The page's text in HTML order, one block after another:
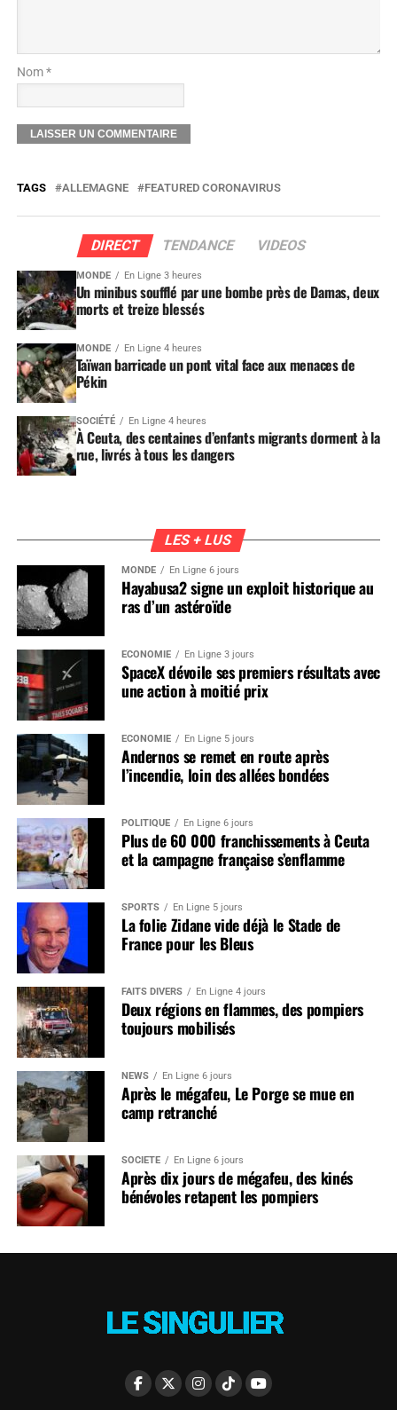
Nom *
TAGS ALLEMAGNE FEATURED CORONAVIRUS
DIRECT TENDANCE VIDEOS
MONDE En Ligne 3 heures
Un minibus soufflé par une bombe près de Damas, deux
morts et treize blessés
MONDE En Ligne 4 heures
Taïwan barricade un pont vital face aux menaces de
Pékin
SOCIÉTÉ En Ligne 4 heures
À Ceuta, des centaines d’enfants migrants dorment à la
rue, livrés à tous les dangers
LES + LUS
MONDE En Ligne 6 jours
Hayabusa2 signe un exploit historique au
ras d’un astéroïde
ÉCONOMIE En Ligne 3 jours
SpaceX dévoile ses premiers résultats avec
une action à moitié prix
ÉCONOMIE En Ligne 5 jours
Andernos se remet en route après
l’incendie, loin des allées bondées
POLITIQUE En Ligne 6 jours
Plus de 60 000 franchissements à Ceuta
et la campagne française s’enflamme
SPORTS En Ligne 5 jours
La folie Zidane vide déjà le Stade de
France pour les Bleus
FAITS DIVERS En Ligne 4 jours
Deux régions en flammes, des pompiers
toujours mobilisés
NEWS En Ligne 6 jours
Après le mégafeu, Le Porge se mue en
camp retranché
SOCIÉTÉ En Ligne 6 jours
Après dix jours de mégafeu, des kinés
bénévoles retapent les pompiers